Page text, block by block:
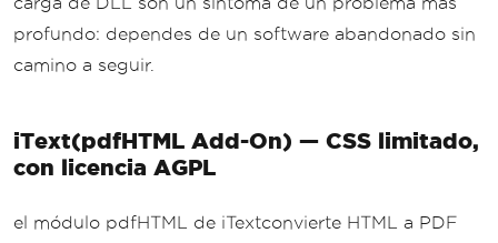
profundo: dependes de un software abandonado sin
camino a seguir.
iText(pdfHTML Add-On) — CSS limitado,
con licencia AGPL
el módulo pdfHTML de iTextconvierte HTML a PDF